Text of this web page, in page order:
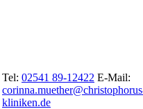
Tel: 02541 89-12422 E-Mail:
kliniken.de